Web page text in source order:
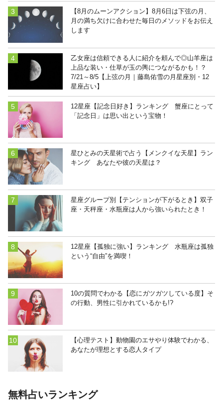
【8月のムーンアクション】8月6日は下弦の月、
月の満ち欠けに合わせた毎日のメソッドをお伝え
します
乙女座は信頼できる人に紹介を頼んで◎山羊座は
上品な装い・仕草が玉の輿につながるかも！？
7/21～8/5【上弦の月｜藤島佑雪の月星座別・12
星座占い】
12星座【記念日好き】ランキング 蟹座にとって
「記念日」は思い出という宝物！
星ひとみの天星術で占う【メンクイな天星】ラン
キング あなたや彼の天星は？
星座グループ別【テンションが下がるとき】双子
座・天秤座・水瓶座は人から強いられたとき！
12星座【孤独に強い】ランキング 水瓶座は孤独
という“自由”を満喫！
10の質問でわかる【恋にガツガツしている度】そ
の行動、男性に引かれているかも!?
【心理テスト】動物園のエサやり体験でわかる、
あなたが理想とする恋人タイプ
無料占いランキング